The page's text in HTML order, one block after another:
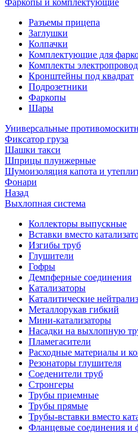
Фаркопы и комплектующие
Разъемы прицепа
Заглушки
Колпачки
Комплектующие для
Комплекты
Кронштейны под квадрат
Подрозетники
Фаркопы
Шары
Универсальные
Фиксатор груза
Шашки такси
Шприцы плунжерные
Шумоизоляция капота и
Фонари
Назад
Выхлопная система
Коллекторы выпускные
Вставки вместо
Изгибы труб
Глушители
Гофры
Демпферные соединения
Катализаторы
Каталитические
Металлорукав гибкий
Мини-катализаторы
Насадки на выхлопную
Пламегасители
Расходные материалы и
Резонаторы глушителя
Соеденители труб
Стронгеры
Трубы приемные
Трубы прямые
Трубы-вставки вместо
Фланцевые соединения и